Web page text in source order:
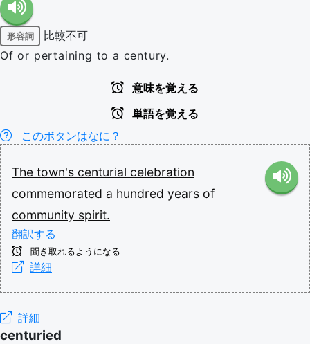
形容詞
比較不可
Of or pertaining to a century.
意味を覚える
単語を覚える
このボタンはなに？
The town's centurial celebration
commemorated a hundred years of
community spirit.
翻訳する
聞き取れるようになる
詳細
詳細
centuried